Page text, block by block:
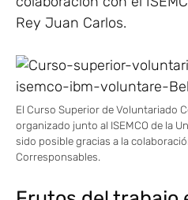
Rey Juan Carlos.
El Curso Superior de Voluntariado
organizado junto al ISEMCO de la
sido posible gracias a la
Corresponsables.